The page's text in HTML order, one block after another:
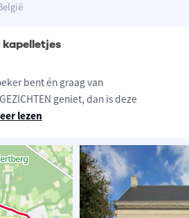
bent én graag van
geniet, dan is deze
lezen